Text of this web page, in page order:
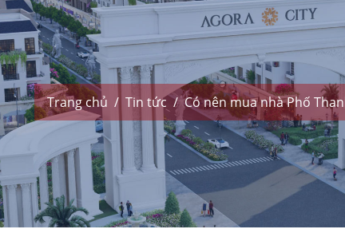
Trang chủ / Tin tức/Có nên mua nhà Phố